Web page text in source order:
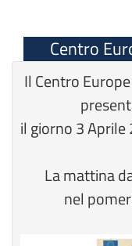
Centro
Il Centro
il giorno 3 Aprile
La mattina
nel